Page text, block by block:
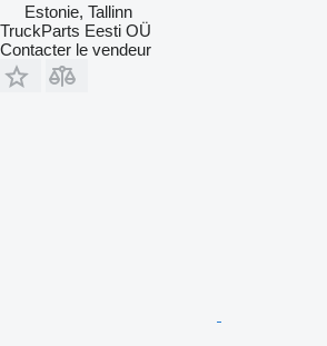
Estonie, Tallinn
TruckParts Eesti OÜ
Contacter le vendeur